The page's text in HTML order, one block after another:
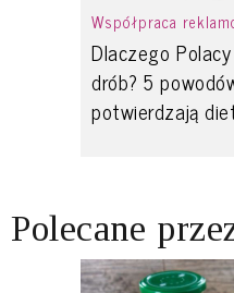
Współpraca
Dlaczego
drób? 5
potwierdzają
Polecane